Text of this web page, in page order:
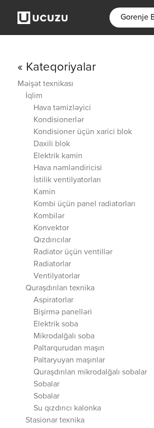
« Kateqoriyalar
Məişət texnikası
İqlim
Hava təmizləyici
Kondisionerlər
Kondisioner üçün xarici blok
Daxili blok
Elektrik kamin
Hava nəmləndiricisi
İstilik ventilyatorları
Kamin
Kombi üçün panel radiatorları
Kombilər
Konvektor
Qızdırıcılar
Radiator üçün ventillər
Radiatorlar
Ventilyatorlar
Quraşdırılan texnika
Aspiratorlar
Bişirmə panelləri
Elektrik soba
Mikrodalğalı soba
Paltarqurudan maşın
Paltaryuyan maşınlar
Quraşdırılan mikrodalğalı sobalar
Sobalar
Sobalar
Su qızdırıcı kalonka
Stasionar texnika